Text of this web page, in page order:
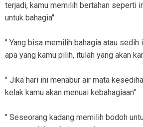
terjadi, kamu memilih bertahan seperti
untuk bahagia"
" Yang bisa memilih bahagia atau sedih
apa yang kamu pilih, itulah yang akan
" Jika hari ini menabur air mata
kelak kamu akan menuai kebahagiaan"
" Seseorang kadang memilih bodoh